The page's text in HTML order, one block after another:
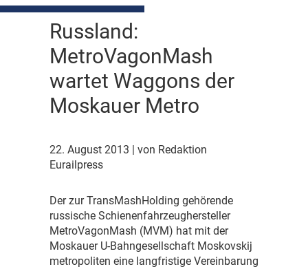
Russland:
MetroVagonMash
wartet Waggons der
Moskauer Metro
22. August 2013
| von Redaktion
Eurailpress
Der zur TransMashHolding gehörende
russische Schienenfahrzeughersteller
MetroVagonMash (MVM) hat mit der
Moskauer U-Bahngesellschaft Moskovskij
metropoliten eine langfristige Vereinbarung